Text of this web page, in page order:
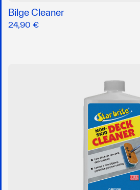
Bilge Cleaner
24,90 €